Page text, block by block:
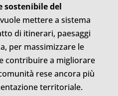
sostenibile del
mettere a sistema
di itinerari, paesaggi
per massimizzare le
contribuire a migliorare
rese ancora più
territoriale.